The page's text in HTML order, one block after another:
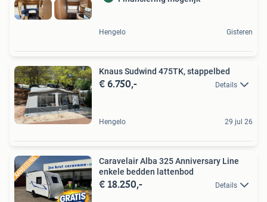
Hengelo Gisteren
Knaus Sudwind 475TK, stappelbed
€ 6.750,- Details
Hengelo 29 jul 26
Caravelair Alba 325 Anniversary Line
enkele bedden lattenbod
€ 18.250,- Details